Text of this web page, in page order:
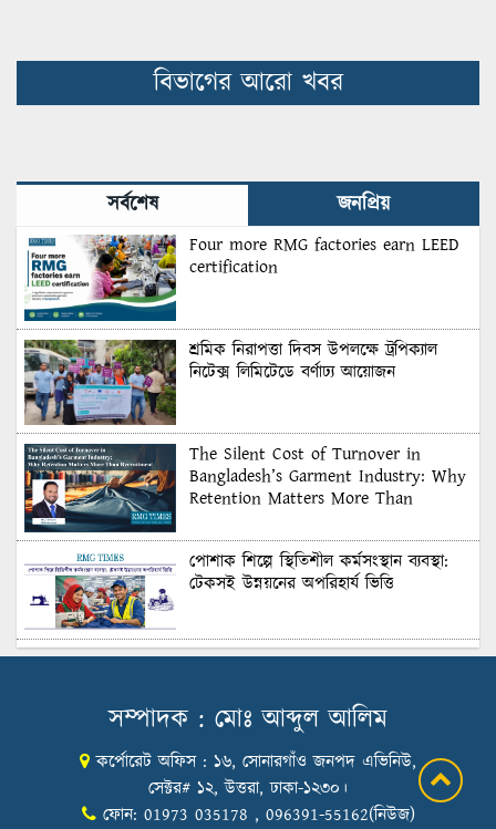
বিভাগের আরো খবর
সর্বশেষ জনপ্রিয়
Four more RMG factories earn LEED
certification
শ্রমিক নিরাপত্তা দিবস উপলক্ষে ট্রপিক্যাল
নিটেক্স লিমিটেডে বর্ণাঢ্য আয়োজন
The Silent Cost of Turnover in
Bangladesh’s Garment Industry: Why
Retention Matters More Than
পোশাক শিল্পে স্থিতিশীল কর্মসংস্থান ব্যবস্থা:
টেকসই উন্নয়নের অপরিহার্য ভিত্তি
শুল্কের দেয়াল ভাঙার সুযোগ: মার্কিন বাজারে
Honoring Excellence: Texstream
Fashion Ltd. Rewards Best Workers–
2026
সম্পাদক : মোঃ আব্দুল আলিম
কর্পোরেট অফিস : ১৬, সোনারগাঁও জনপদ এভিনিউ,
সেক্টর# ১২, উত্তরা, ঢাকা-১২৩০।
ফোন: 01973 035178 , 096391-55162(নিউজ)